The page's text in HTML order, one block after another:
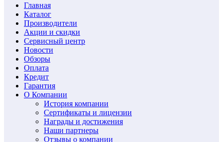
Главная
Каталог
Производители
Акции и скидки
Сервисный центр
Новости
Обзоры
Оплата
Кредит
Гарантия
О Компании
История компании
Сертификаты и лицензии
Награды и достижения
Наши партнеры
Отзывы о компании